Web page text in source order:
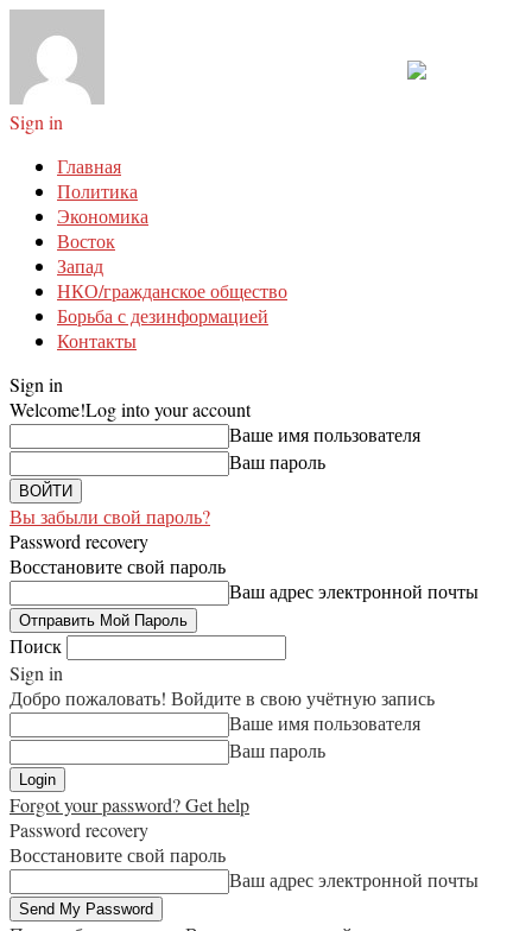
Sign in
Главная
Политика
Экономика
Восток
Запад
НКО/гражданское общество
Борьба с дезинформацией
Контакты
Sign in
Welcome!Log into your account
Ваше имя пользователя
Ваш пароль
Вы забыли свой пароль?
Password recovery
Восстановите свой пароль
Ваш адрес электронной почты
Поиск
Sign in
Добро пожаловать! Войдите в свою учётную запись
Ваше имя пользователя
Ваш пароль
Forgot your password? Get help
Password recovery
Восстановите свой пароль
Ваш адрес электронной почты